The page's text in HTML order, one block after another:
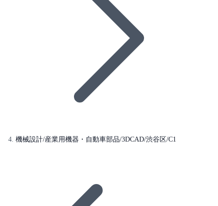
機械設計/産業用機器・自動車部品/3DCAD/渋谷区/C1